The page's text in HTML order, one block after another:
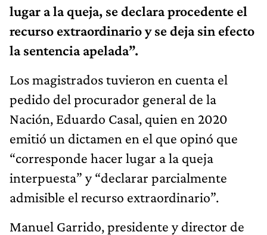
lugar a la queja, se declara procedente el
recurso extraordinario y se deja sin efecto
la sentencia apelada”.
Los magistrados tuvieron en cuenta el
pedido del procurador general de la
Nación, Eduardo Casal, quien en 2020
emitió un dictamen en el que opinó que
“corresponde hacer lugar a la queja
interpuesta” y “declarar parcialmente
admisible el recurso extraordinario”.
Manuel Garrido, presidente y director de